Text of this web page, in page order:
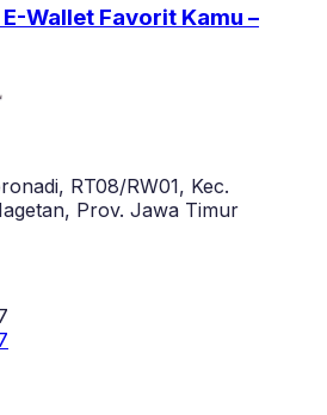
Wallet Favorit Kamu –
RT08/RW01, Kec.
Prov. Jawa Timur